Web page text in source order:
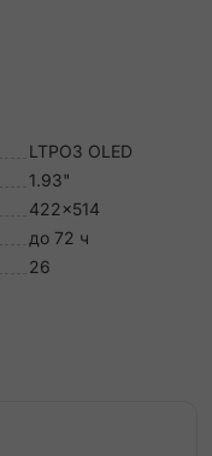
LTPO3 OLED
1.93"
422x514
до 72 ч
26